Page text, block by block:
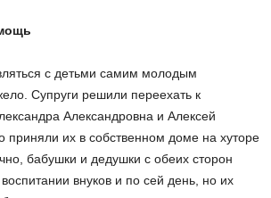
с детьми самим молодым
Супруги решили переехать к
Александровна и Алексей
приняли их в собственном доме на хуторе
бабушки и дедушки с обеих сторон
внуков и по сей день, но их